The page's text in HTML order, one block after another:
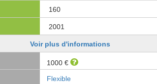
160
2001
Voir plus d'informations
1000 €
Flexible